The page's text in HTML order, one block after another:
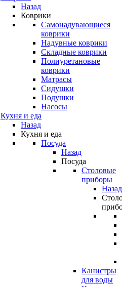
Назад
Коврики
Самонадувающиеся
коврики
Надувные коврики
Складные коврики
Полиуретановые
коврики
Матрасы
Сидушки
Подушки
Насосы
Кухня и еда
Назад
Кухня и еда
Посуда
Назад
Посуда
Столовые
приборы
Назад
Канистры
для воды